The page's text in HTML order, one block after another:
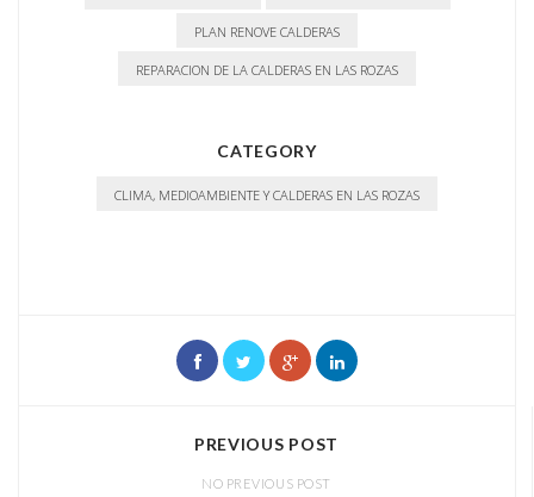
PLAN RENOVE CALDERAS
REPARACION DE LA CALDERAS EN LAS ROZAS
CATEGORY
CLIMA, MEDIOAMBIENTE Y CALDERAS EN LAS ROZAS
PREVIOUS POST
NO PREVIOUS POST